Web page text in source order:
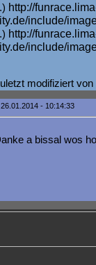
http://
include/
http://
include/
modifiziert
- 10:14:33
a bissal wos